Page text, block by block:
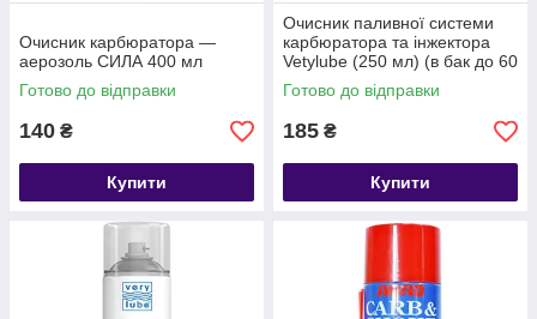
Очисник карбюратора —
аерозоль СИЛА 400 мл
Готово до відправки
140 ₴
Купити
Очисник паливної системи
карбюратора та інжектора
Vetylube (250 мл) (в бак до 60
л)
Готово до відправки
185 ₴
Купити